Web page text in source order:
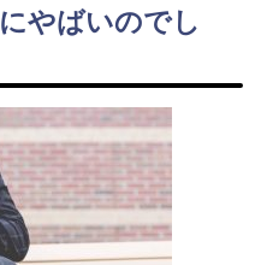
やばいのでし